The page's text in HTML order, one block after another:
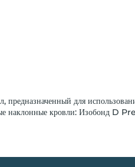
для
наклонные кровли: Изобонд D